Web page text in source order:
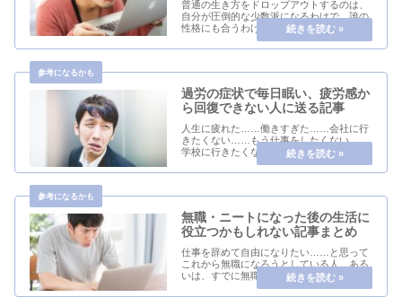
普通の生き方をドロップアウトするのは、
自分が圧倒的な少数派になるわけで、誰の
性格にも合うわけではない。特に最初は、
今まで一緒にいた普通に働いていたり学校
に行ったりしている人たちと比較してしま
独感に苛まれ...
過労の症状で毎日眠い、疲労感か
ら回復できない人に送る記事
人生に疲れた……働きすぎた……会社に行
きたくない……もう仕事をしたくない……
学校に行きたくない……そんなことがふと
心に湧いてしまう毎日の中で、ネットで現
実逃避していたらこのサイトに辿りついて
日間」「1日...
無職・ニートになった後の生活に
役立つかもしれない記事まとめ
仕事を辞めて自由になりたい……と思って
これから無職になろうとしている人。ある
いは、すでに無職・ニート状態になって久
しい人もこの記事に辿りついたかもしれな
い。地獄みたいな日々を送ってきた人たち